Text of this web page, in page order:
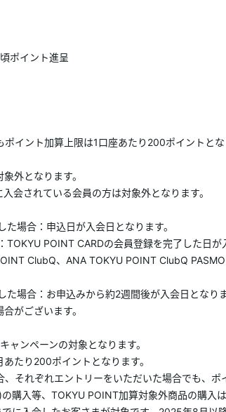
ポイント進呈
イント加算上限は1口座あたり200ポイントとな
外となります。
会されている会員の方は対象外となります。
場合：申込日が入会日となります。
POINT CARDの会員登録を完了した日が
ClubQ、ANA TOKYU POINT ClubQ
場合：お申込みから約2週間後が入会日となり
がございます。
ャンペーンの対象となります。
たり200ポイントとなります。
それぞれエントリーをいただいた場合でも、
購入等、TOKYU POINT加算対象外商品の購入